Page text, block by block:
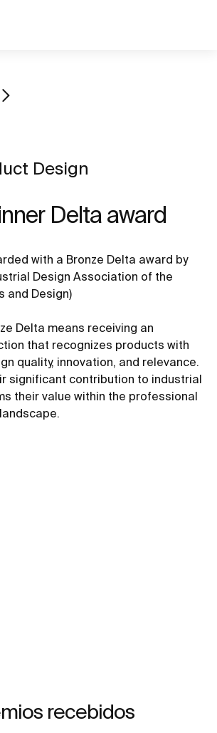
Design
Delta award
with a Bronze Delta award by
Design Association of the
and Design)
Delta means receiving an
that recognizes products with
quality, innovation, and relevance.
significant contribution to industrial
their value within the professional
recebidos